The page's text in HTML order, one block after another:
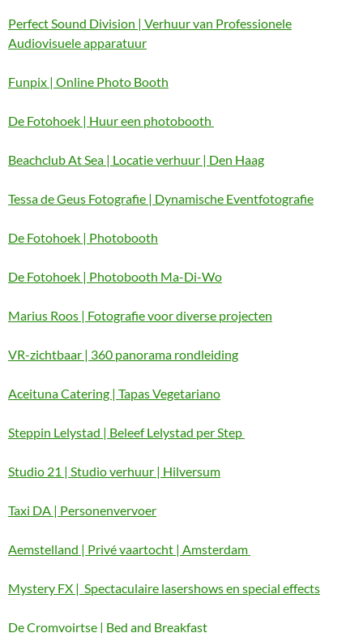
Perfect Sound Division | Verhuur van Professionele
Audiovisuele apparatuur
Funpix | Online Photo Booth
De Fotohoek | Huur een photobooth
Beachclub At Sea | Locatie verhuur | Den Haag
Tessa de Geus Fotografie | Dynamische Eventfotografie
De Fotohoek | Photobooth
De Fotohoek | Photobooth Ma-Di-Wo
Marius Roos | Fotografie voor diverse projecten
VR-zichtbaar | 360 panorama rondleiding
Aceituna Catering | Tapas Vegetariano
Steppin Lelystad | Beleef Lelystad per Step
Studio 21 | Studio verhuur | Hilversum
Taxi DA | Personenvervoer
Aemstelland | Privé vaartocht | Amsterdam
Mystery FX | Spectaculaire lasershows en special effects
De Cromvoirtse | Bed and Breakfast